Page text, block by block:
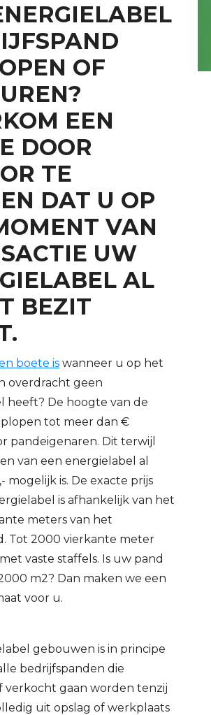
OF
EEN
DOOR
TE
DAT U OP
VAN
UW
AL
BEZIT
boete iswanneer u op het
overdracht geen
heeft? De hoogte van de
tot meer dan €
pandeigenaren. Dit terwijl
van een energielabel al
mogelijk is. De exacte prijs
is afhankelijk van het
meters van het
Tot 2000 vierkante meter
vaste staffels. Is uw pand
m2? Dan maken we een
voor u.
gebouwen is in principe
bedrijfspanden die
gaan worden tenzij
uit opslag of werkplaats